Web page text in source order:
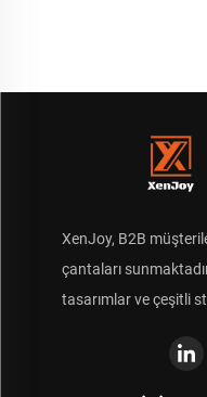
XenJoy, B2B
çantaları
tasarımlar ve çeşitli